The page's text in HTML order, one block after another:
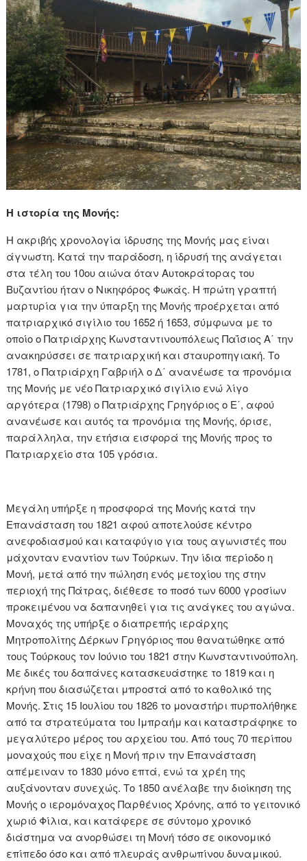
Η ιστορία της Μονής:
Η ακριβής χρονολογία ίδρυσης της Μονής μας είναι
άγνωστη. Κατά την παράδοση, η ίδρυσή της ανάγεται
στα τέλη του 10ου αιώνα όταν Αυτοκράτορας του
Βυζαντίου ήταν ο Νικηφόρος Φωκάς. Η πρώτη γραπτή
μαρτυρία για την ύπαρξη της Μονής προέρχεται από
πατριαρχικό σιγίλιο του 1652 ή 1653, σύμφωνα με το
οποίο ο Πατριάρχης Κωνσταντινουπόλεως Παΐσιος Α΄ την
ανακηρύσσει σε πατριαρχική και σταυροπηγιακή. Το
1781, ο Πατριάρχη Γαβριήλ ο Δ΄ ανανέωσε τα προνόμια
της Μονής με νέο Πατριαρχικό σιγίλιο ενώ λίγο
αργότερα (1798) ο Πατριάρχης Γρηγόριος ο Ε΄, αφού
ανανέωσε και αυτός τα προνόμια της Μονής, όρισε,
παράλληλα, την ετήσια εισφορά της Μονής προς το
Πατριαρχείο στα 105 γρόσια.
Μεγάλη υπήρξε η προσφορά της Μονής κατά την
Επανάσταση του 1821 αφού αποτελούσε κέντρο
ανεφοδιασμού και καταφύγιο για τους αγωνιστές που
μάχονταν εναντίον των Τούρκων. Την ίδια περίοδο η
Μονή, μετά από την πώληση ενός μετοχίου της στην
περιοχή της Πάτρας, διέθεσε το ποσό των 6000 γροσίων
προκειμένου να δαπανηθεί για τις ανάγκες του αγώνα.
Μοναχός της υπήρξε ο διαπρεπής ιεράρχης
Μητροπολίτης Δέρκων Γρηγόριος που θανατώθηκε από
τους Τούρκους τον Ιούνιο του 1821 στην Κωνσταντινούπολη.
Με δικές του δαπάνες κατασκευάστηκε το 1819 και η
κρήνη που διασώζεται μπροστά από το καθολικό της
Μονής. Στις 15 Ιουλίου του 1826 το μοναστήρι πυρπολήθηκε
από τα στρατεύματα του Ιμπραήμ και καταστράφηκε το
μεγαλύτερο μέρος του αρχείου του. Από τους 70 περίπου
μοναχούς που είχε η Μονή πριν την Επανάσταση
απέμειναν το 1830 μόνο επτά, ενώ τα χρέη της
αυξάνονταν συνεχώς. Το 1850 ανέλαβε την διοίκηση της
Μονής ο ιερομόναχος Παρθένιος Χρόνης, από το γειτονικό
χωριό Φίλια, και κατάφερε σε σύντομο χρονικό
διάστημα να ανορθώσει τη Μονή τόσο σε οικονομικό
επίπεδο όσο και από πλευράς ανθρωπίνου δυναμικού.